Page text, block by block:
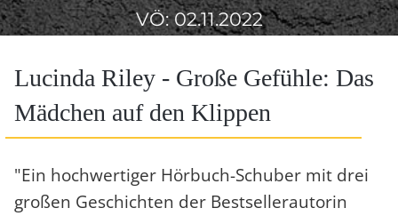
VÖ: 02.11.2022
Lucinda Riley - Große Gefühle: Das
Mädchen auf den Klippen
"Ein hochwertiger Hörbuch-Schuber mit drei
großen Geschichten der Bestsellerautorin